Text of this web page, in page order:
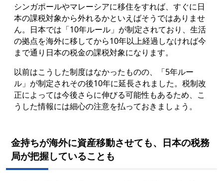
シンガポールやマレーシアに移住をすれば、すぐに日
本の課税対象から外れるかといえばそうではありませ
ん。日本では「10年ルール」が制定されており、生活
の拠点を海外に移してから10年以上経過しなければ今
まで通り日本の税金の課税対象になります。
以前はこうした制度はなかったものの、「5年ルー
ル」が制定されその後10年に延長されました。税制改
正によっては今後さらに伸びる可能性もあるため、こ
うした情報には細心の注意を払っておきましょう。
金持ちが海外に資産移動させても、日本の税務
局が把握していることも